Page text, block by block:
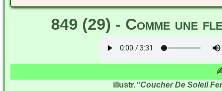
849 (29) - Comme une
illustr.“Coucher De Soleil